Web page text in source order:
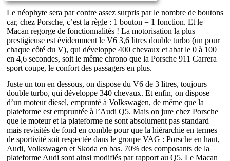
Le néophyte sera par contre assez surpris par le nombre de boutons
car, chez Porsche, c’est la règle : 1 bouton = 1 fonction. Et le
Macan regorge de fonctionnalités ! La motorisation la plus
prestigieuse est évidemment le V6 3,6 litres double turbo (un pour
chaque côté du V), qui développe 400 chevaux et abat le 0 à 100
en 4,6 secondes, soit le même chrono que la Porsche 911 Carrera
sport coupe, le confort des passagers en plus.
Juste un ton en dessous, on dispose du V6 de 3 litres, toujours
double turbo, qui développe 340 chevaux. Et enfin, on dispose
d’un moteur diesel, emprunté à Volkswagen, de même que la
plateforme est empruntée à l’Audi Q5. Mais on jure chez Porsche
que le moteur et la plateforme ne sont absolument pas standard
mais revisités de fond en comble pour que la hiérarchie en termes
de sportivité soit respectée dans le groupe VAG : Porsche en haut,
Audi, Volkswagen et Skoda en bas. 70% des composants de la
plateforme Audi sont ainsi modifiés par rapport au Q5. Le Macan